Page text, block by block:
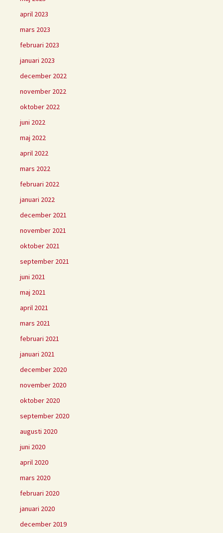
april 2023
mars 2023
februari 2023
januari 2023
december 2022
november 2022
oktober 2022
juni 2022
maj 2022
april 2022
mars 2022
februari 2022
januari 2022
december 2021
november 2021
oktober 2021
september 2021
juni 2021
maj 2021
april 2021
mars 2021
februari 2021
januari 2021
december 2020
november 2020
oktober 2020
september 2020
augusti 2020
juni 2020
april 2020
mars 2020
februari 2020
januari 2020
december 2019